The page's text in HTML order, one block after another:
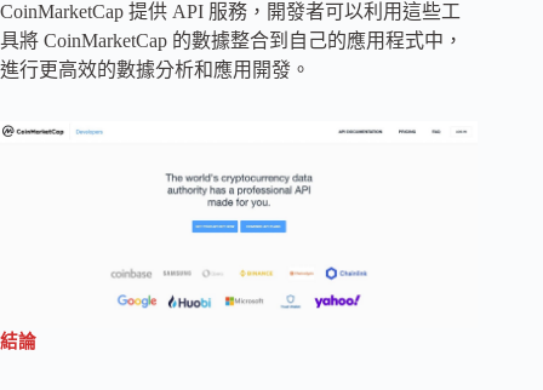
CoinMarketCap 提供 API 服務，開發者可以利用這些工
具將 CoinMarketCap 的數據整合到自己的應用程式中，
進行更高效的數據分析和應用開發。
結論